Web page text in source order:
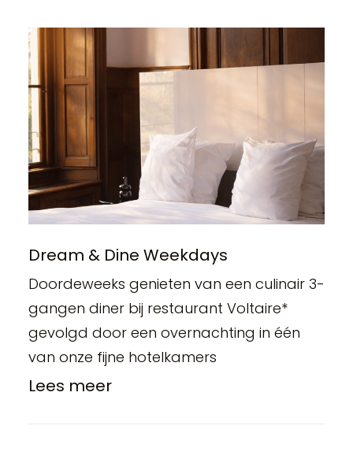
Dream & Dine Weekdays
Doordeweeks genieten van een culinair 3-
gangen diner bij restaurant Voltaire*
gevolgd door een overnachting in één
van onze fijne hotelkamers
Lees meer